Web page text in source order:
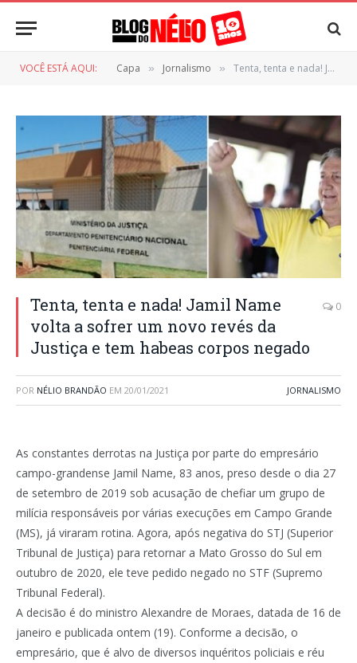
VOCÊ ESTÁ AQUI: Capa » Jornalismo » Tenta, tenta e nada! Jamil Name volta a sofrer um novo revés da Justiça e tem habeas corpos negado
Tenta, tenta e nada! Jamil Name
volta a sofrer um novo revés da
Justiça e tem habeas corpos negado
0
POR NÉLIO BRANDÃO EM 20/01/2021 JORNALISMO
As constantes derrotas na Justiça por parte do empresário
campo-grandense Jamil Name, 83 anos, preso desde o dia 27
de setembro de 2019 sob acusação de chefiar um grupo de
milícia responsáveis por várias execuções em Campo Grande
(MS), já viraram rotina. Agora, após negativa do STJ (Superior
Tribunal de Justiça) para retornar a Mato Grosso do Sul em
outubro de 2020, ele teve pedido negado no STF (Supremo
Tribunal Federal).
A decisão é do ministro Alexandre de Moraes, datada de 16 de
janeiro e publicada ontem (19). Conforme a decisão, o
empresário, que é alvo de diversos inquéritos policiais e réu